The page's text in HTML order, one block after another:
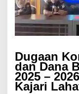
Dugaan
dan Dana
2025 –
Kajari